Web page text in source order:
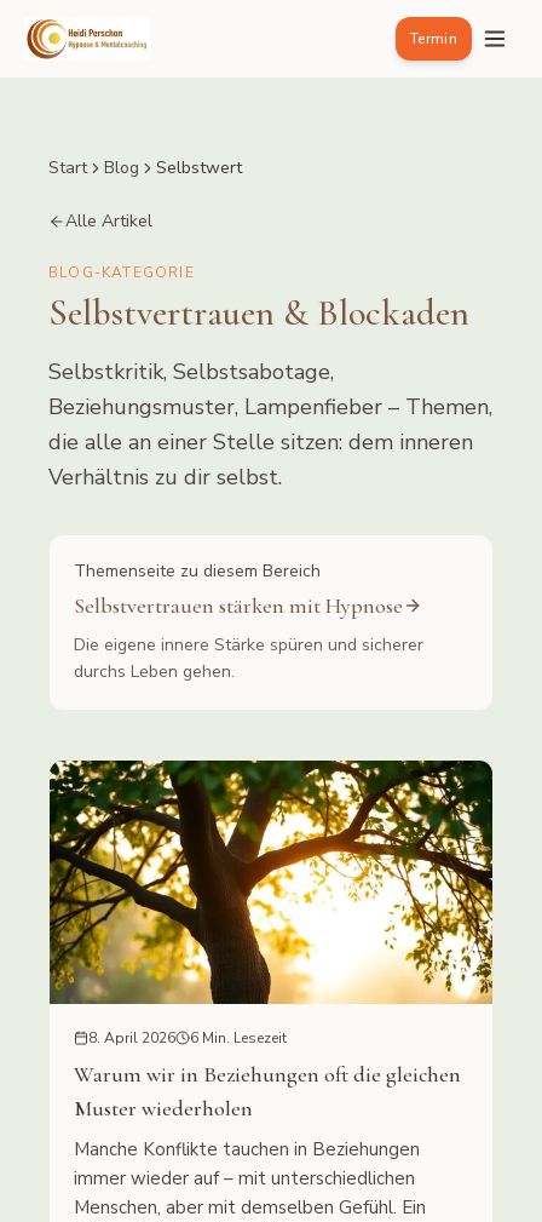
Termin
Start Blog Selbstwert
Alle Artikel
BLOG-KATEGORIE
Selbstvertrauen & Blockaden
Selbstkritik, Selbstsabotage,
Beziehungsmuster, Lampenfieber – Themen,
die alle an einer Stelle sitzen: dem inneren
Verhältnis zu dir selbst.
Themenseite zu diesem Bereich
Selbstvertrauen stärken mit Hypnose
Die eigene innere Stärke spüren und sicherer
durchs Leben gehen.
8. April 2026 6 Min. Lesezeit
Warum wir in Beziehungen oft die gleichen
Muster wiederholen
Manche Konflikte tauchen in Beziehungen
immer wieder auf – mit unterschiedlichen
Menschen, aber mit demselben Gefühl. Ein